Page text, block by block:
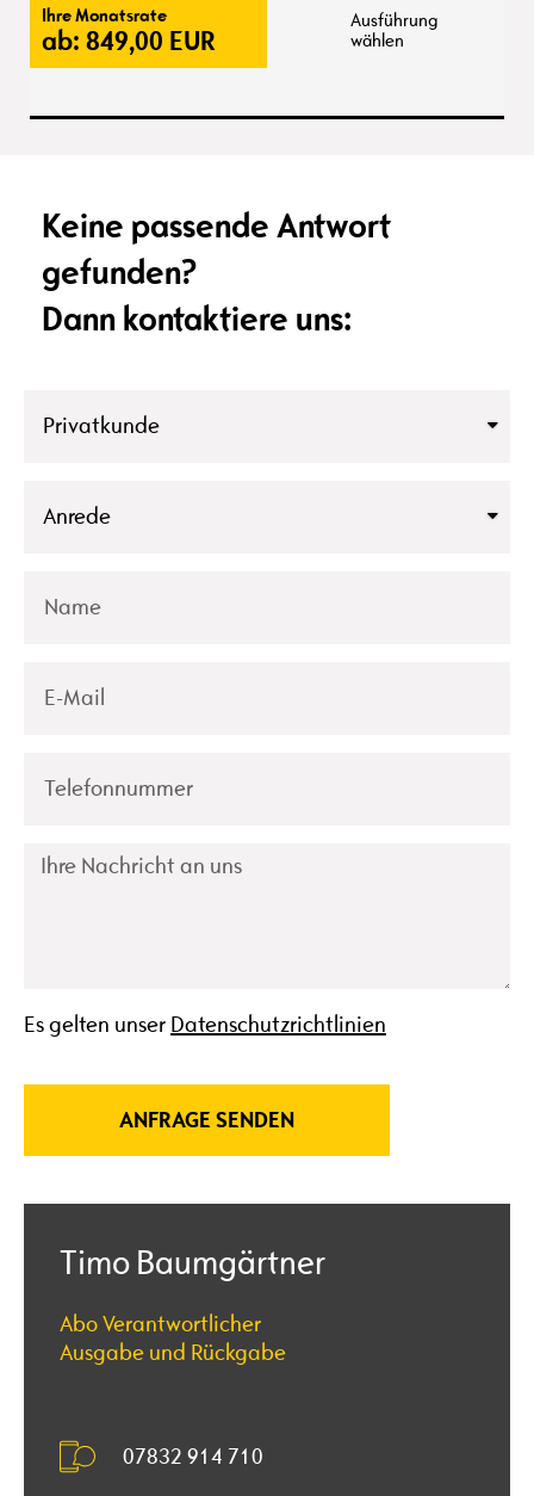
Ihre Monatsrate
ab: 849,00 EUR
Ausführung
wählen
Keine passende Antwort
gefunden?
Dann kontaktiere uns:
Es gelten unser Datenschutzrichtlinien
ANFRAGE SENDEN
Timo Baumgärtner
Abo Verantwortlicher
Ausgabe und Rückgabe
07832 914 710